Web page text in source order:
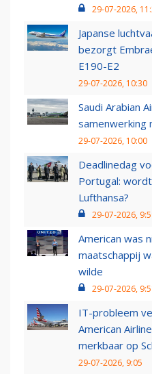
29-07-2026,
Japanse
bezorgt
E190-E2
29-07-2026, 10:30
Saudi Arabian
samenwerking
29-07-2026, 10:00
Deadlinedag
Portugal:
Lufthansa?
29-07-2026,
American was
maatschappij
wilde
29-07-2026,
IT-probleem
American
merkbaar op
29-07-2026, 9:05